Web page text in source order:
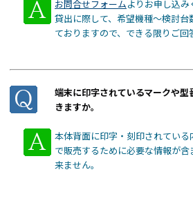
お問合せフォームよりお申し込み
貸出に際して、希望機種～検討
ておりますので、できる限りご回
端末に印字されているマークや
きますか。
本体背面に印字・刻印されている
で販売するために必要な情報が
来ません。